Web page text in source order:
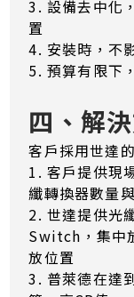
3. 設備去中化
置
4. 安裝時，不
5. 預算有限下
四、解
客戶採用世達
1. 客戶提供現
纖轉換器數量
2. 世達提供光
Switch，集中
放位置
3. 普萊德在達